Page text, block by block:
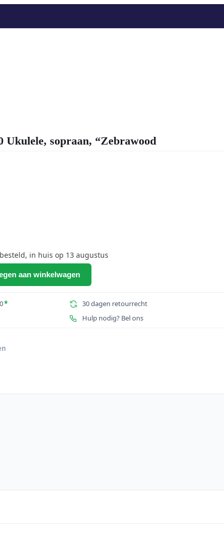
sopraan, “Zebrawood
in huis op 13 augustus
aan winkelwagen
*
30 dagen retourrecht
Hulp nodig? Bel ons